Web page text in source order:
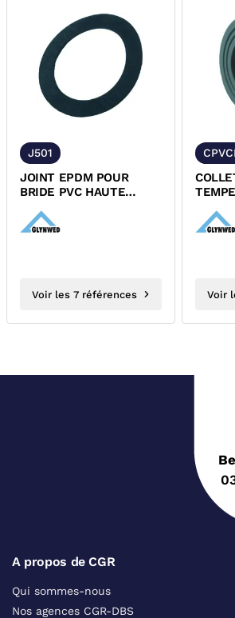
J501
JOINT EPDM POUR
BRIDE PVC HAUTE
Voir les 7 références Voir
A propos de CGR
Qui sommes-nous
Nos agences CGR-DBS